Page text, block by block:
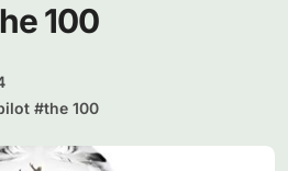
100
#the 100